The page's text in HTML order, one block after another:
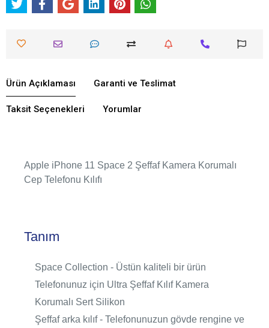
Ürün Açıklaması Garanti ve Teslimat
Taksit Seçenekleri Yorumlar
Apple iPhone 11 Space 2 Şeffaf Kamera Korumalı
Cep Telefonu Kılıfı
Tanım
Space Collection - Üstün kaliteli bir ürün
Telefonunuz için Ultra Şeffaf Kılıf Kamera
Korumalı Sert Silikon
Şeffaf arka kılıf - Telefonunuzun gövde rengine ve